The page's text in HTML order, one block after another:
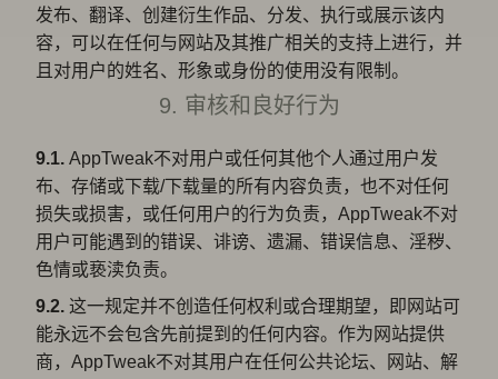
发布、翻译、创建衍生作品、分发、执行或展示该内
容，可以在任何与网站及其推广相关的支持上进行，并
且对用户的姓名、形象或身份的使用没有限制。
9. 审核和良好行为
9.1. AppTweak不对用户或任何其他个人通过用户发
布、存储或下载/下载量的所有内容负责，也不对任何
损失或损害，或任何用户的行为负责，AppTweak不对
用户可能遇到的错误、诽谤、遗漏、错误信息、淫秽、
色情或亵渎负责。
9.2. 这一规定并不创造任何权利或合理期望，即网站可
能永远不会包含先前提到的任何内容。作为网站提供
商，AppTweak不对其用户在任何公共论坛、网站、解